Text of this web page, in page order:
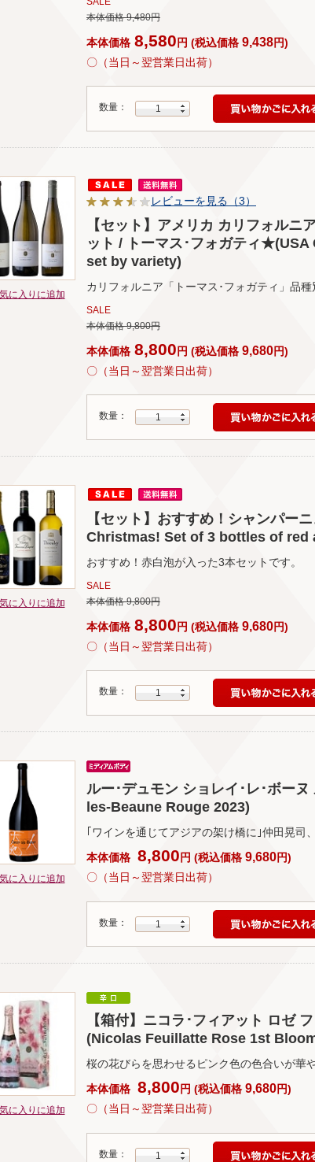
本体価格 9,480円
本体価格 8,580 円 (税込価格 9,438円)
〇（当日～翌営業日出荷）
数量： 1
に入りに追加
レビューを見る（3）
【セット】アメリカ カリフォルニ
ット / トーマス･フォガティ
set by variety)
カリフォルニア「トーマス･フォガティ」品種
SALE
本体価格 9,800円
本体価格 8,800 円 (税込価格 9,680円)
〇（当日～翌営業日出荷）
数量： 1
に入りに追加
【セット】おすすめ！シャンパ
Christmas! Set of 3 bottles of red
おすすめ！赤白泡が入った3本セットです。
SALE
本体価格 9,800円
本体価格 8,800円 (税込価格 9,680円)
〇（当日～翌営業日出荷）
数量： 1
に入りに追加
ルー･デュモン ショレイ･レ･ボー
les-Beaune Rouge 2023)
｢ワインを通じてアジアの架け橋に｣仲田晃司
本体価格 8,800 円 (税込価格 9,680円)
〇（当日～翌営業日出荷）
数量： 1
に入りに追加
【箱付】ニコラ･フィアット ロゼ
(Nicolas Feuillatte Rose 1st
桜の花びらを思わせるピンク色の色合いが華
本体価格 8,800 円 (税込価格9,680円)
〇（当日～翌営業日出荷）
数量： 1